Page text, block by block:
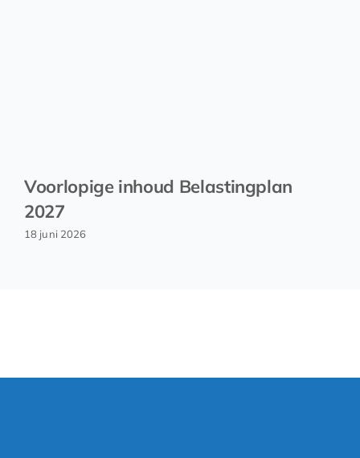
Voorlopige inhoud Belastingplan
2027
18 juni 2026